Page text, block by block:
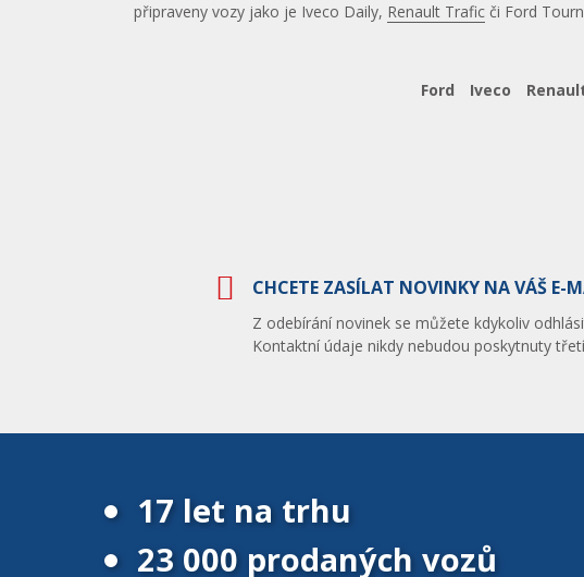
připraveny vozy jako je Iveco Daily, Renault Trafic či Ford
Ford Iveco
CHCETE ZASÍLAT NOVINKY NA VÁŠ E-
Z odebírání novinek se můžete kdykoliv
Kontaktní údaje nikdy nebudou poskytnuty
17 let na trhu
23 000 prodaných vozů